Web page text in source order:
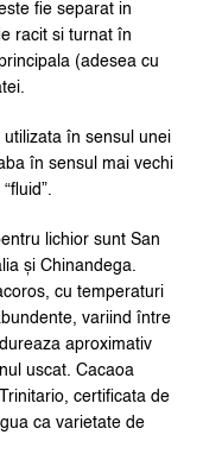
fie separat in
racit si turnat în
(adesea cu
utilizata în sensul unei
în sensul mai vechi
lichior sunt San
și Chinandega.
cu temperaturi
variind între
aproximativ
uscat. Cacaoa
certificata de
ca varietate de